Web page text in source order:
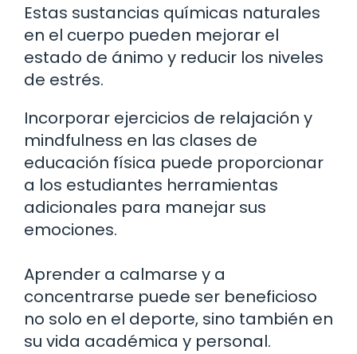
Estas sustancias químicas naturales
en el cuerpo pueden mejorar el
estado de ánimo y reducir los niveles
de estrés.
Incorporar ejercicios de relajación y
mindfulness en las clases de
educación física puede proporcionar
a los estudiantes herramientas
adicionales para manejar sus
emociones.
Aprender a calmarse y a
concentrarse puede ser beneficioso
no solo en el deporte, sino también en
su vida académica y personal.